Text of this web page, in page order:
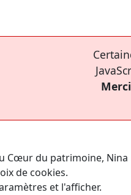
de cookies.
et l'afficher.